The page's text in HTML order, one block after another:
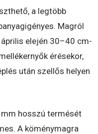
a legtöbb
Magról
elején 30–40 cm-
érésekor,
után szellős helyen
hosszú termését
A köménymagra